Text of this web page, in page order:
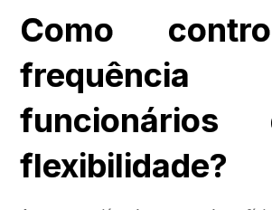
Como
flexibilidade?